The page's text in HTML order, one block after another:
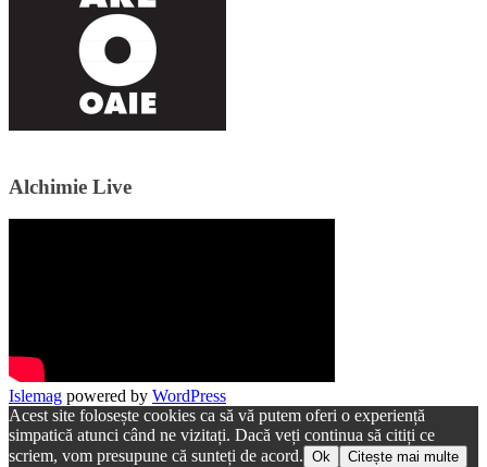
Alchimie Live
Islemag powered by WordPress
Acest site folosește cookies ca să vă putem oferi o experiență
simpatică atunci când ne vizitați. Dacă veți continua să citiți ce
scriem, vom presupune că sunteți de acord. Ok Citește mai multe